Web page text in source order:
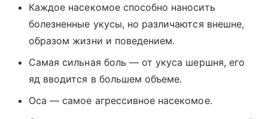
Каждое насекомое способно наносить
болезненные укусы, но различаются внешне,
образом жизни и поведением.
Самая сильная боль — от укуса шершня, его
яд вводится в большем объеме.
Оса — самое агрессивное насекомое.